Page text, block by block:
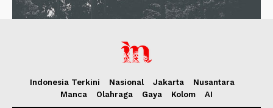
Indonesia Terkini Nasional Jakarta
Nusantara
Manca
Olahraga Gaya Kolom AI